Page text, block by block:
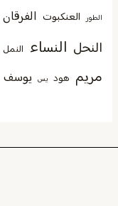
الطور العنكبوت الفرقان
النحل النساء النمل
مريم هود يس يوسف